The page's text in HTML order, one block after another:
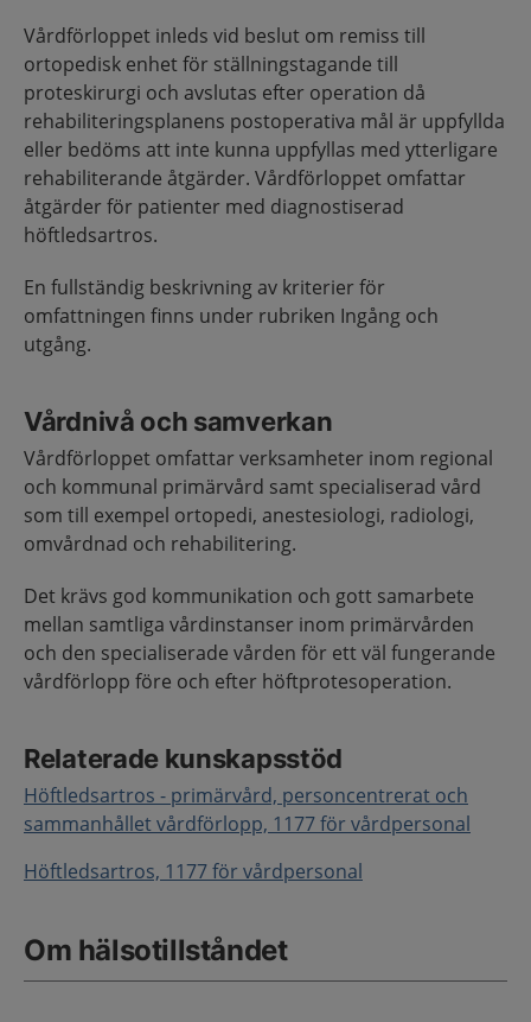
Vårdförloppet inleds vid beslut om remiss till
ortopedisk enhet för ställningstagande till
proteskirurgi och avslutas efter operation då
rehabiliteringsplanens postoperativa mål är uppfyllda
eller bedöms att inte kunna uppfyllas med ytterligare
rehabiliterande åtgärder. Vårdförloppet omfattar
åtgärder för patienter med diagnostiserad
höftledsartros.
En fullständig beskrivning av kriterier för
omfattningen finns under rubriken Ingång och
utgång.
Vårdnivå och samverkan
Vårdförloppet omfattar verksamheter inom regional
och kommunal primärvård samt specialiserad vård
som till exempel ortopedi, anestesiologi, radiologi,
omvårdnad och rehabilitering.
Det krävs god kommunikation och gott samarbete
mellan samtliga vårdinstanser inom primärvården
och den specialiserade vården för ett väl fungerande
vårdförlopp före och efter höftprotesoperation.
Relaterade kunskapsstöd
Höftledsartros - primärvård, personcentrerat och
sammanhållet vårdförlopp, 1177 för vårdpersonal
Höftledsartros, 1177 för vårdpersonal
Om hälsotillståndet